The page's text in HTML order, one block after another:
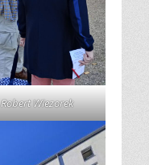
Robert Wiezorek